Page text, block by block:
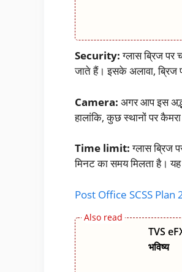
Security:ग्लास ब्रिज पर
जाते हैं। इसके अलावा, ब्रिज
Camera: अगर आप इस
हालांकि, कुछ स्थानों पर
Time limit:ग्लास ब्रिज
मिनट का समय मिलता है।
Post Office SCSS Plan
TVS
भविष्य